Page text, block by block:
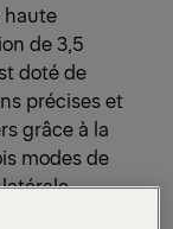
haute
de 3,5
doté de
précises et
grâce à la
modes de